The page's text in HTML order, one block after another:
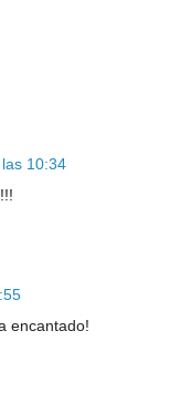
10:34
encantado!